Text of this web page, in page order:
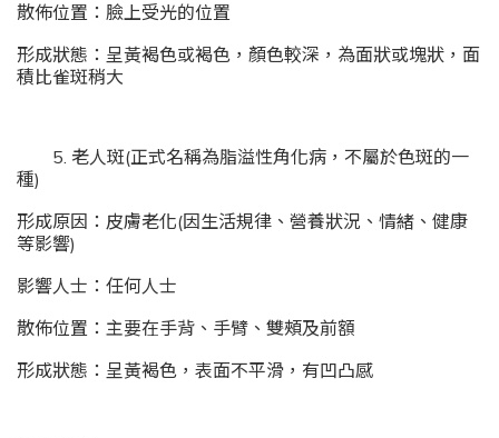
散佈位置：臉上受光的位置
形成狀態：呈黃褐色或褐色，顏色較深，為面狀或塊狀，面
積比雀斑稍大
5. 老人斑(正式名稱為脂溢性角化病，不屬於色斑的一
種)
形成原因：皮膚老化(因生活規律、營養狀況、情緒、健康
等影響)
影響人士：任何人士
散佈位置：主要在手背、手臂、雙頰及前額
形成狀態：呈黃褐色，表面不平滑，有凹凸感